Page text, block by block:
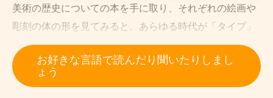
美術の歴史についての本を手に取り、それぞれの絵画や
彫刻の体の形を見てみると、あらゆる時代が「タイプ」
を持っていることに気づくでしょう。 たとえば、先史時
代には 「ヴィレンドルフのヴィーナス」があり、 先史時
代の男性が女性のパートナーに求めたであろうすべてを
お好きな言語で読んだり聞いたりしまし
ょう